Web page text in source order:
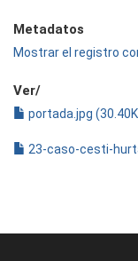
Metadatos
Mostrar el registro
Ver/
portada.jpg
23-caso-cesti-